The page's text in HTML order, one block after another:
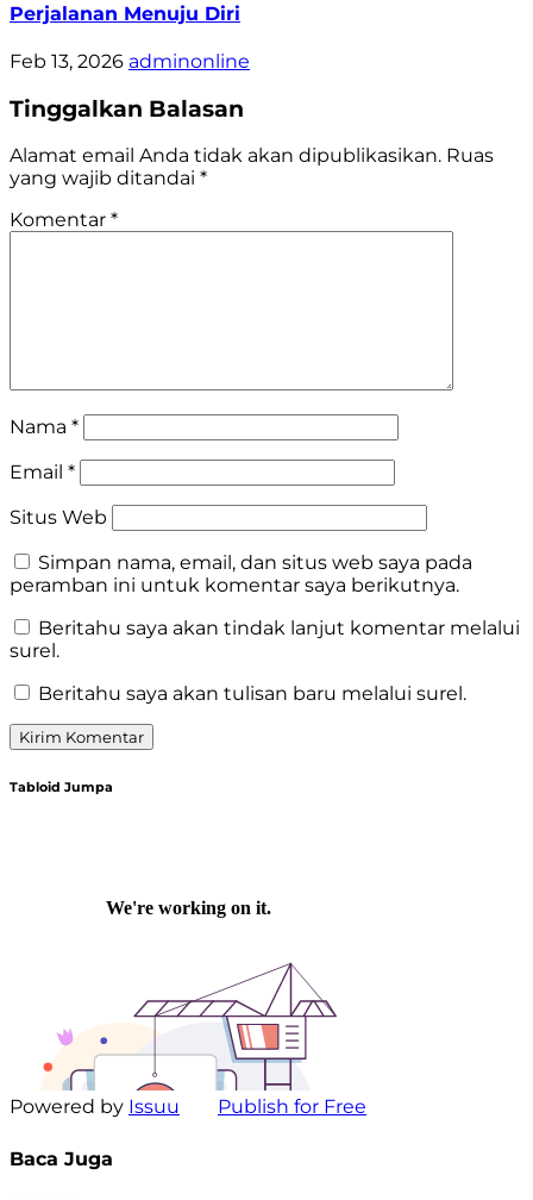
Perjalanan Menuju Diri
Feb 13, 2026 adminonline
Tinggalkan Balasan
Alamat email Anda tidak akan dipublikasikan. Ruas
yang wajib ditandai *
Komentar *
Nama *
Email *
Situs Web
Simpan nama, email, dan situs web saya pada
peramban ini untuk komentar saya berikutnya.
Beritahu saya akan tindak lanjut komentar melalui
surel.
Beritahu saya akan tulisan baru melalui surel.
Tabloid Jumpa
Powered by Issuu Publish for Free
Baca Juga